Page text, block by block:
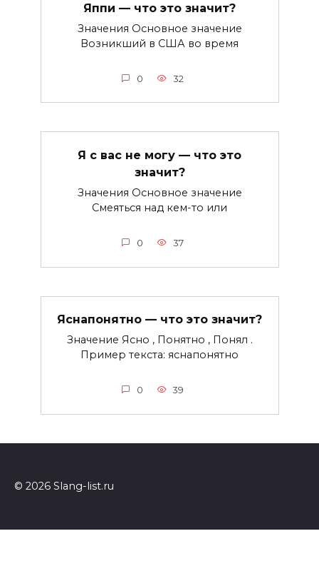
Яппи — что это значит?
Значения Основное значение
Возникший в США во время
0 32
Я с вас не могу — что это
значит?
Значения Основное значение
Смеяться над кем-то или
0 37
Яснапонятно — что это значит?
Значение Ясно , Понятно , Понял .
Пример текста: яснапонятно
0 39
© 2026 Slang-list.ru